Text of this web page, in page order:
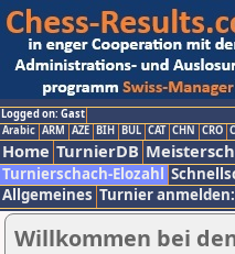
Logged on: Gast
Arabic ARM AZE BIH BUL CAT CHN CRO
Home TurnierDB
Turnierschach-Elozahl
Allgemeines Turnier anmelden:
Willkommen bei